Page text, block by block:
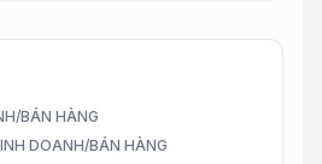
BÁN HÀNG
DOANH/BÁN HÀNG